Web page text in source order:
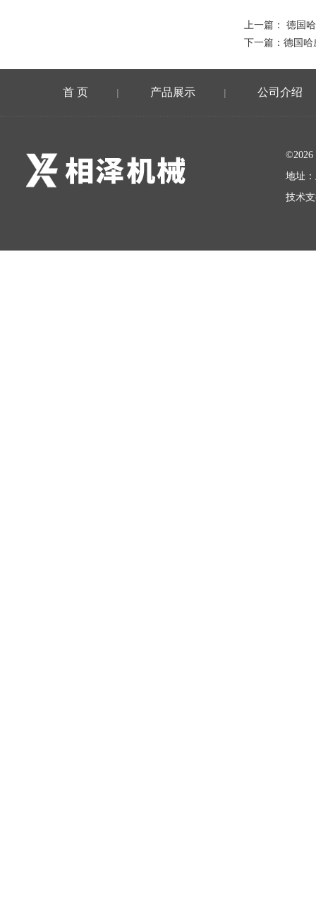
上一篇： 德国
下一篇： 德国哈
首 页 | 产品展示 | 公司介绍
地址
技术